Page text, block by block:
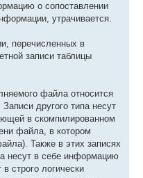
о сопоставлении
утрачивается.
перечисленных в
записи таблицы
файла относится
другого типа несут
в скомпилированном
файла, в котором
Также в этих записях
несут в себе информацию
строго логически